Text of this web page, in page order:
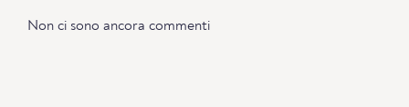
Non ci sono ancora commenti